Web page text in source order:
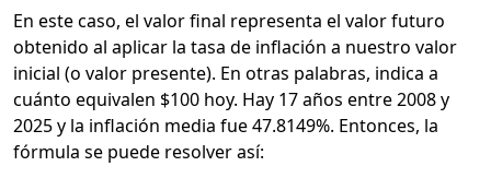
En este caso, el valor final representa el valor futuro
obtenido al aplicar la tasa de inflación a nuestro valor
inicial (o valor presente). En otras palabras, indica a
cuánto equivalen $100 hoy. Hay 17 años entre 2008 y
2025 y la inflación media fue 47.8149%. Entonces, la
fórmula se puede resolver así: